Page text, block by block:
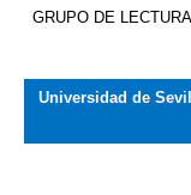
GRUPO DE
Universidad de